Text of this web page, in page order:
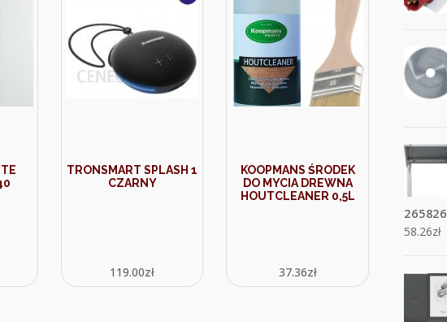
TRONSMART SPLASH 1
CZARNY
119.00zł
KOOPMANS ŚRODEK
DO MYCIA DREWNA
HOUTCLEANER 0,5L
37.36zł
265826
58.26zł